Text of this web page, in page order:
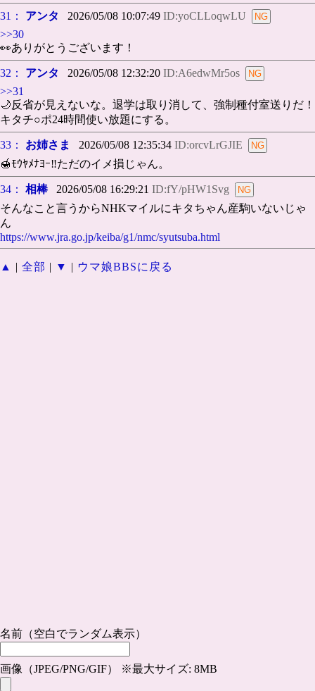
31： アンタ 2026/05/08 10:07:49 ID:yoCLLoqwLU
>>30
👀ありがとうございます！
32： アンタ 2026/05/08 12:32:20 ID:A6edwMr5os
>>31
🌙反省が見えないな。退学は取り消して、強制種付室送りだ！
キタチ○ポ24時間使い放題にする。
33： お姉さま 2026/05/08 12:35:34 ID:orcvLrGJIE
🍯ﾓｳﾔﾒﾅﾖｰ‼️ただのイメ損じゃん。
34： 相棒2026/05/08 16:29:21 ID:fY/pHW1Svg
そんなこと言うからNHKマイルにキタちゃん産駒いないじゃ
ん
https://www.jra.go.jp/keiba/g1/nmc/syutsuba.html
▲ | 全部 | ▼ | ウマ娘BBSに戻る
名前（空白でランダム表示）
画像（JPEG/PNG/GIF） ※最大サイズ: 8MB